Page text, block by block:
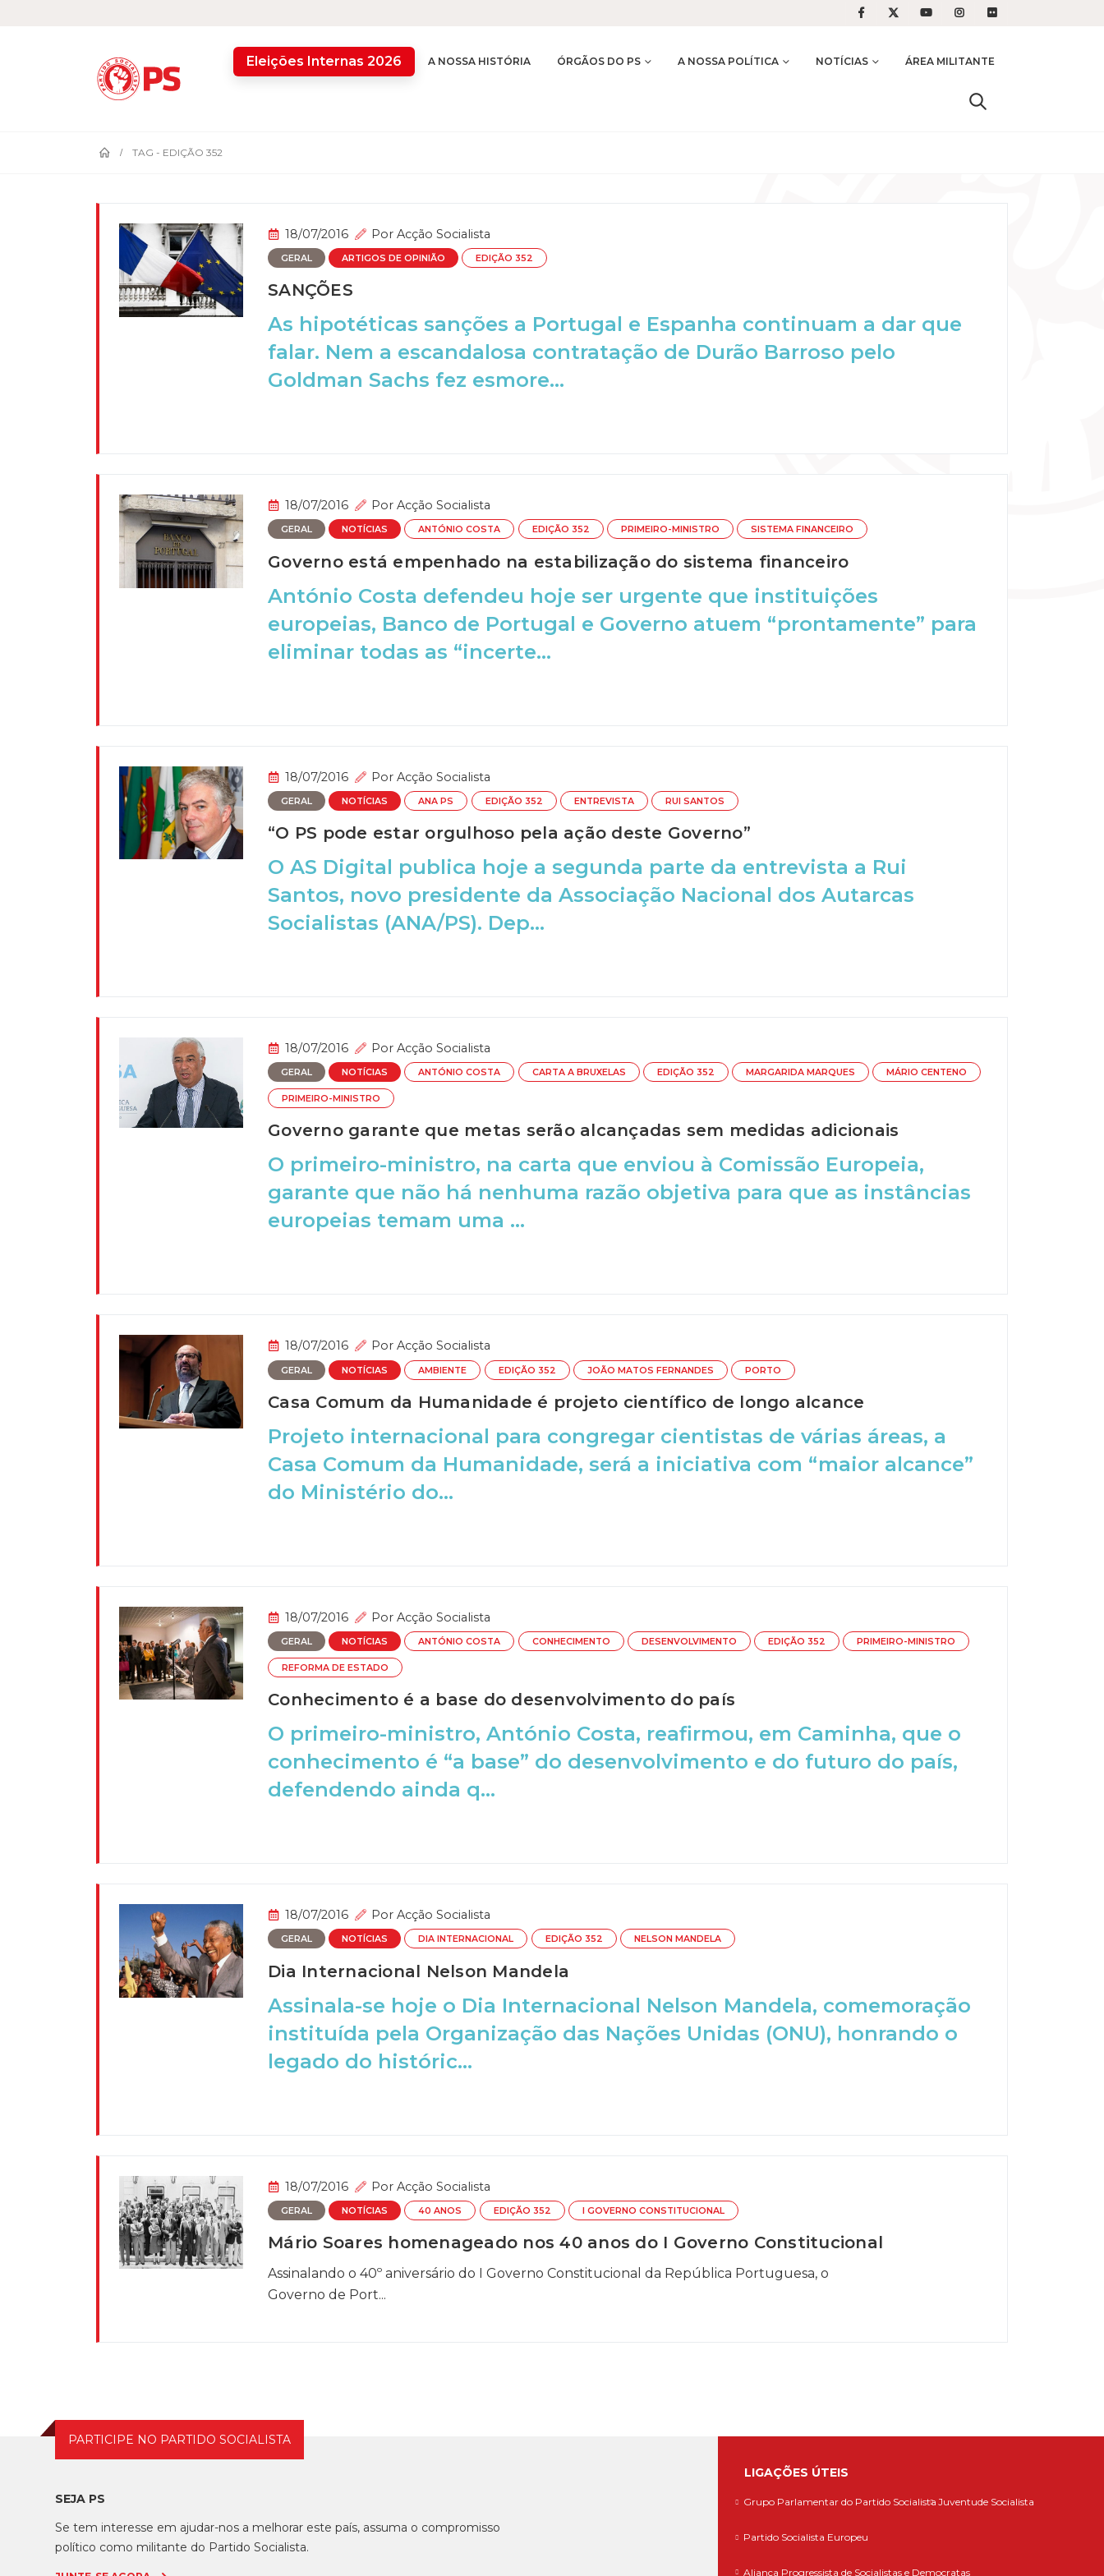
Eleições Internas 2026 A NOSSA HISTÓRIA ÓRGÃOS DO PS A NOSSA POLÍTICA NOTÍCIAS ÁREA MILITANTE
TAG - EDIÇÃO 352
18/07/2016 Por Acção Socialista
GERAL ARTIGOS DE OPINIÃO EDIÇÃO 352
SANÇÕES
As hipotéticas sanções a Portugal e Espanha continuam a dar que
falar. Nem a escandalosa contratação de Durão Barroso pelo
Goldman Sachs fez esmore...
18/07/2016 Por Acção Socialista
GERAL NOTÍCIAS ANTÓNIO COSTA EDIÇÃO 352 PRIMEIRO-MINISTRO SISTEMA FINANCEIRO
Governo está empenhado na estabilização do sistema financeiro
António Costa defendeu hoje ser urgente que instituições
europeias, Banco de Portugal e Governo atuem “prontamente” para
eliminar todas as “incerte...
18/07/2016 Por Acção Socialista
GERAL NOTÍCIAS ANA PS EDIÇÃO 352 ENTREVISTA RUI SANTOS
“O PS pode estar orgulhoso pela ação deste Governo”
O AS Digital publica hoje a segunda parte da entrevista a Rui
Santos, novo presidente da Associação Nacional dos Autarcas
Socialistas (ANA/PS). Dep...
18/07/2016 Por Acção Socialista
GERAL NOTÍCIAS ANTÓNIO COSTA CARTA A BRUXELAS EDIÇÃO 352 MARGARIDA MARQUES MÁRIO CENTENO
PRIMEIRO-MINISTRO
Governo garante que metas serão alcançadas sem medidas adicionais
O primeiro-ministro, na carta que enviou à Comissão Europeia,
garante que não há nenhuma razão objetiva para que as instâncias
europeias temam uma ...
18/07/2016 Por Acção Socialista
GERAL NOTÍCIAS AMBIENTE EDIÇÃO 352 JOÃO MATOS FERNANDES PORTO
Casa Comum da Humanidade é projeto científico de longo alcance
Projeto internacional para congregar cientistas de várias áreas, a
Casa Comum da Humanidade, será a iniciativa com “maior alcance”
do Ministério do...
18/07/2016 Por Acção Socialista
GERAL NOTÍCIAS ANTÓNIO COSTA CONHECIMENTO DESENVOLVIMENTO EDIÇÃO 352 PRIMEIRO-MINISTRO
REFORMA DE ESTADO
Conhecimento é a base do desenvolvimento do país
O primeiro-ministro, António Costa, reafirmou, em Caminha, que o
conhecimento é “a base” do desenvolvimento e do futuro do país,
defendendo ainda q...
18/07/2016 Por Acção Socialista
GERAL NOTÍCIAS DIA INTERNACIONAL EDIÇÃO 352 NELSON MANDELA
Dia Internacional Nelson Mandela
Assinala-se hoje o Dia Internacional Nelson Mandela, comemoração
instituída pela Organização das Nações Unidas (ONU), honrando o
legado do históric...
18/07/2016 Por Acção Socialista
GERAL NOTÍCIAS 40 ANOS EDIÇÃO 352 I GOVERNO CONSTITUCIONAL
Mário Soares homenageado nos 40 anos do I Governo Constitucional
Assinalando o 40º aniversário do I Governo Constitucional da República Portuguesa, o
Governo de Port...
PARTICIPE NO PARTIDO SOCIALISTA
SEJA PS
Se tem interesse em ajudar-nos a melhorar este país, assuma o compromisso
político como militante do Partido Socialista.
LIGAÇÕES ÚTEIS
Grupo Parlamentar do Partido Socialista Juventude Socialista
Partido Socialista Europeu
Aliança Progressista de Socialistas e Democratas